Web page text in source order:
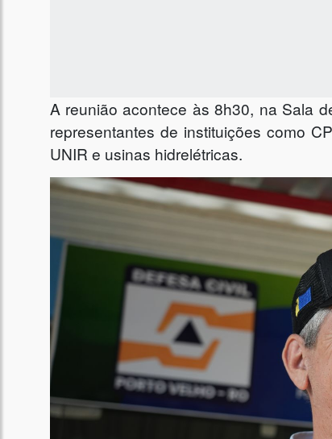
A reunião acontece às 8h30, na Sala
representantes de instituições como
UNIR e usinas hidrelétricas.